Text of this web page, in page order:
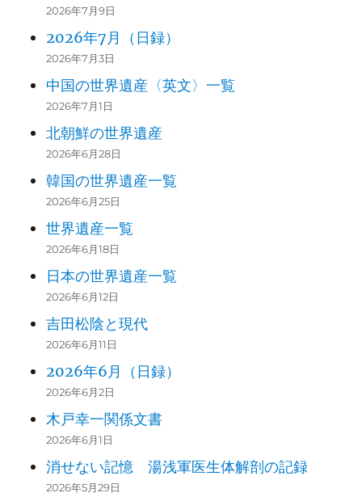
2026年7月9日
2026年7月（日録）
2026年7月3日
中国の世界遺産〈英文〉一覧
2026年7月1日
北朝鮮の世界遺産
2026年6月28日
韓国の世界遺産一覧
2026年6月25日
世界遺産一覧
2026年6月18日
日本の世界遺産一覧
2026年6月12日
吉田松陰と現代
2026年6月11日
2026年6月（日録）
2026年6月2日
木戸幸一関係文書
2026年6月1日
消せない記憶 湯浅軍医生体解剖の記録
2026年5月29日